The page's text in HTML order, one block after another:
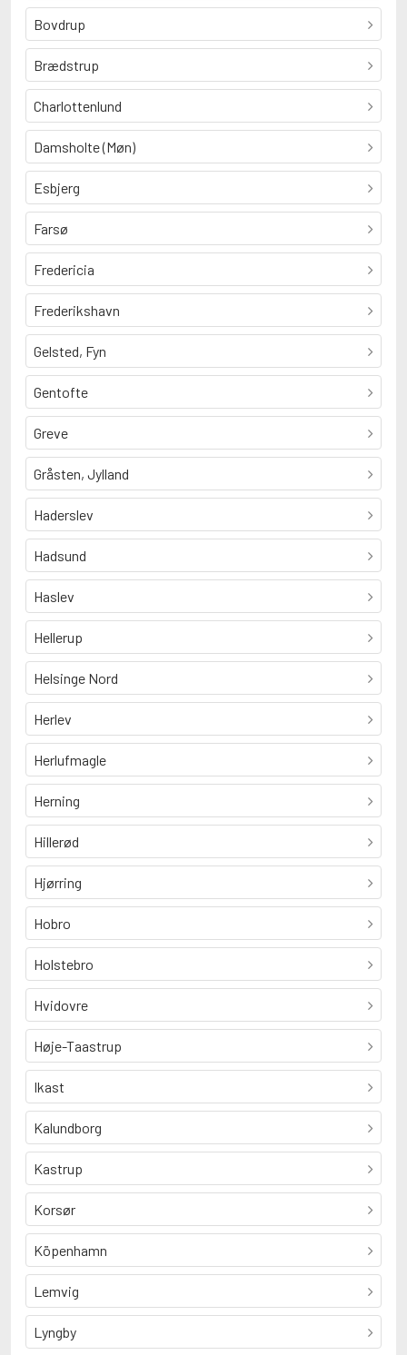
Bovdrup
Brædstrup
Charlottenlund
Damsholte (Møn)
Esbjerg
Farsø
Fredericia
Frederikshavn
Gelsted, Fyn
Gentofte
Greve
Gråsten, Jylland
Haderslev
Hadsund
Haslev
Hellerup
Helsinge Nord
Herlev
Herlufmagle
Herning
Hillerød
Hjørring
Hobro
Holstebro
Hvidovre
Høje-Taastrup
Ikast
Kalundborg
Kastrup
Korsør
Köpenhamn
Lemvig
Lyngby